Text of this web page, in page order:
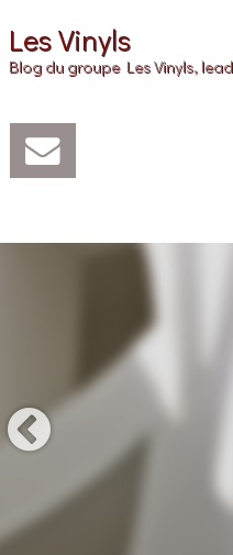
Les Vinyls
Blog du groupe Les Vinyls,